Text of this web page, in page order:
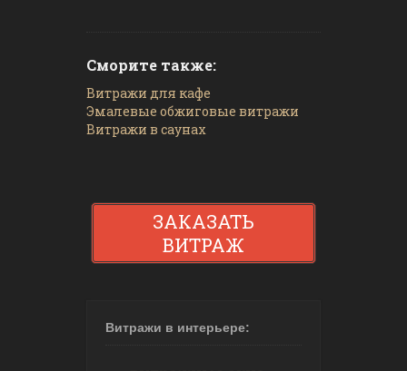
Сморите также:
Витражи для кафе
Эмалевые обжиговые витражи
Витражи в саунах
ЗАКАЗАТЬ
ВИТРАЖ
Витражи в интерьере: